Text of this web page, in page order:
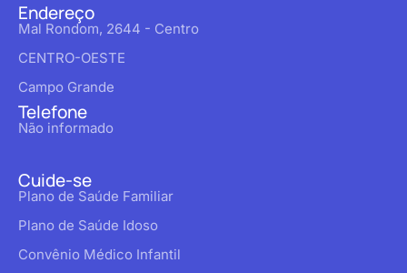
Endereço
Mal Rondom, 2644 - Centro
CENTRO-OESTE
Campo Grande
Telefone
Não informado
Cuide-se
Plano de Saúde Familiar
Plano de Saúde Idoso
Convênio Médico Infantil